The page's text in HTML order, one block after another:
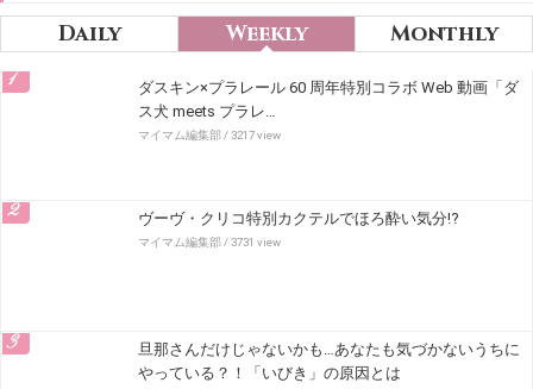
Daily Weekly Monthly
1
ダスキン×プラレール 60 周年特別コラボ Web 動画「ダ
ス犬 meets プラレ…
マイマム編集部/ 3217 view
2 ヴーヴ・クリコ特別カクテルでほろ酔い気分!?
マイマム編集部/ 3731 view
3
旦那さんだけじゃないかも…あなたも気づかないうちに
やっている？！「いびき」の原因とは